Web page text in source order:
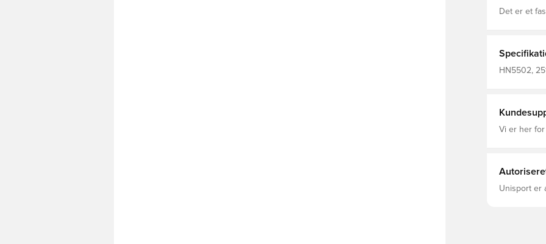
Det er et
banen. Normal pasform Fuld lynlås med opretstående krave
HN5502,
Vi er her
Unisport er